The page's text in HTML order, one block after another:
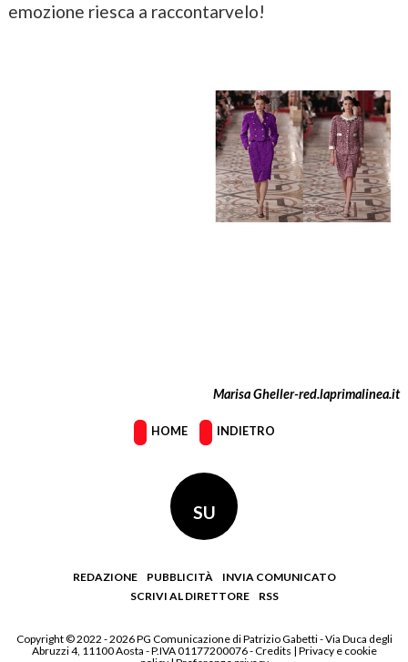
emozione riesca a raccontarvelo!
Marisa Gheller-red.laprimalinea.it
HOME INDIETRO
SU
REDAZIONE PUBBLICITÀ
INVIA COMUNICATO
SCRIVI AL DIRETTORE
RSS
Copyright © 2022 - 2026 PG Comunicazione di Patrizio Gabetti - Via Duca degli
Abruzzi 4, 11100 Aosta - P.IVA 01177200076 -Credits | Privacy e cookie